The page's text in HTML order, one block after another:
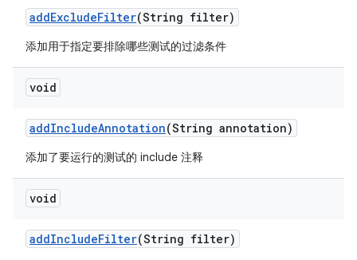
addExcludeFilter(String filter)
添加用于指定要排除哪些测试的过滤条件
void
addIncludeAnnotation(String annotation)
添加了要运行的测试的 include 注释
void
addIncludeFilter(String filter)